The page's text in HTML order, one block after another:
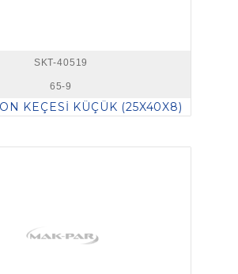
SKT-40519
65-9
KEÇESİ KÜÇÜK (25X40X8)